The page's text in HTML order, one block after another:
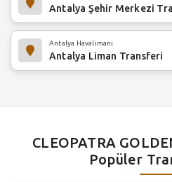
Antalya Şehir Merkezi
Antalya Havalimanı
Antalya Liman Transferi
CLEOPATRA
Popüler